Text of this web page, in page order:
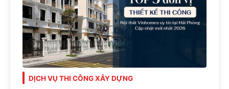
DỊCH VỤ THI CÔNG XÂY DỰNG